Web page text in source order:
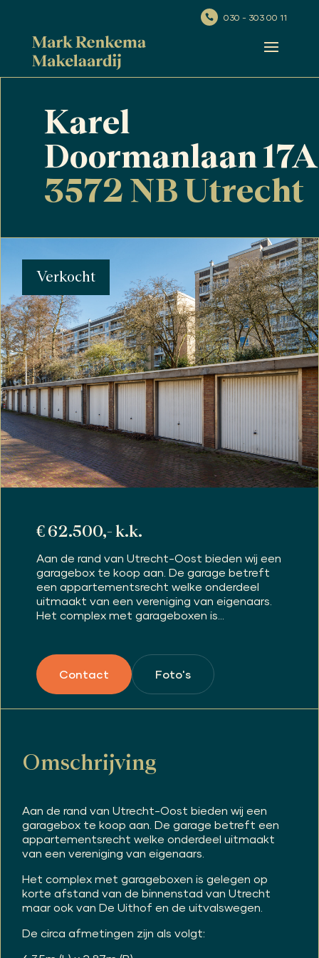
 030 - 303 00 11
Karel
Doormanlaan 17A
3572 NB Utrecht
Verkocht
€ 62.500,- k.k.
Aan de rand van Utrecht-Oost bieden wij een
garagebox te koop aan. De garage betreft
een appartementsrecht welke onderdeel
uitmaakt van een vereniging van eigenaars.
Het complex met garageboxen is...
Contact Foto's
Omschrijving
Aan de rand van Utrecht-Oost bieden wij een
garagebox te koop aan. De garage betreft een
appartementsrecht welke onderdeel uitmaakt
van een vereniging van eigenaars.
Het complex met garageboxen is gelegen op
korte afstand van de binnenstad van Utrecht
maar ook van De Uithof en de uitvalswegen.
De circa afmetingen zijn als volgt: